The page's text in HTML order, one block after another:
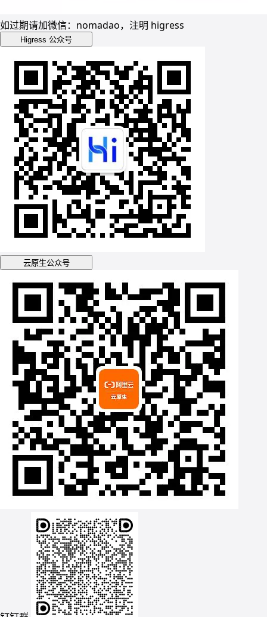
如过期请加微信：nomadao，注明 higress
Higress 公众号
云原生公众号